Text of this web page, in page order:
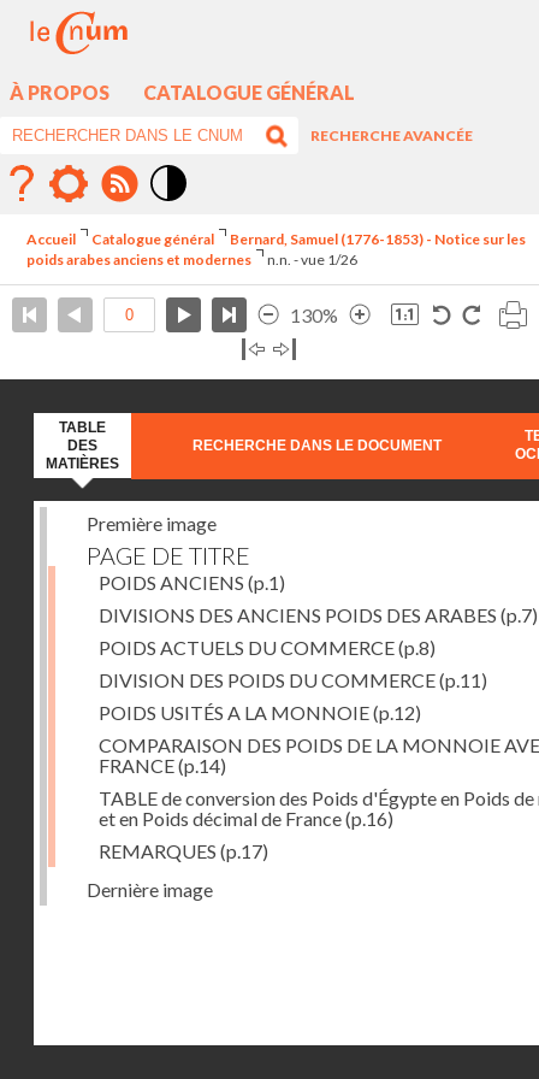
À PROPOS CATALOGUE GÉNÉRAL
RECHERCHE AVANCÉE
élévé
Accueil Catalogue général
Bernard, Samuel (1776-1853) - Notice sur les
poids arabes anciens et modernes
n.n. - vue 1/26
130%
TABLE
DES
MATIÈRES
RECHERCHE DANS LE DOCUMENT
Première image
PAGE DE TITRE
POIDS ANCIENS (p.1)
DIVISIONS DES ANCIENS POIDS DES ARABES (p.7)
POIDS ACTUELS DU COMMERCE(p.8)
DIVISION DES POIDS DU COMMERCE(p.11)
POIDS USITÉS A LA MONNOIE(p.12)
COMPARAISON DES POIDS DE LA MONNOIE
FRANCE(p.14)
TABLE de conversion des Poids d'Égypte en Poids
et en Poids décimal de France(p.16)
REMARQUES (p.17)
Dernière image